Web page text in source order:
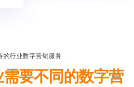
的行业数字营销服务
要不同的数字营